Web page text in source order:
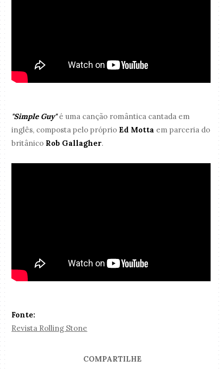
"Simple Guy"é uma canção romântica cantada em
inglês, composta pelo próprio Ed Motta em parceria do
britânico Rob Gallagher.
Fonte:
Revista Rolling Stone
COMPARTILHE